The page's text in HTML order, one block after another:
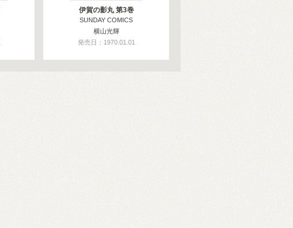
伊賀の影丸 第3巻
SUNDAY COMICS
横山光輝
発売日：1970.01.01